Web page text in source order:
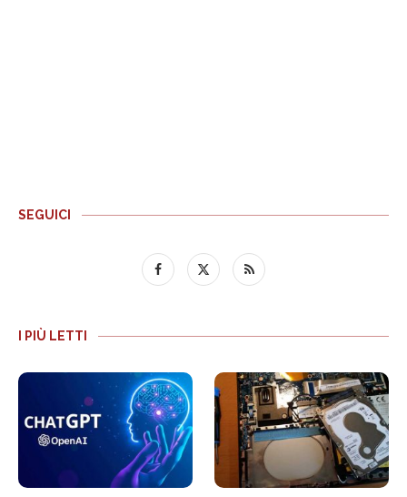
SEGUICI
I PIÙ LETTI